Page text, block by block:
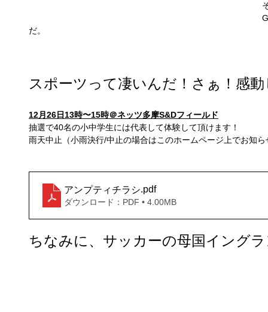
だ。
スポーツって凄いんだ！さぁ！感
12月26日13時〜15時＠ネッツ多摩S&Dフィールド
抽選で40名の小中学生には代表して体験して頂けます！
雨天中止（小雨決行/中止の場合はこのホームページ上でお知ら
アンプティチラシ.pdf
ダウンロード：PDF • 4.00MB
ちなみに、サッカーの母国イング